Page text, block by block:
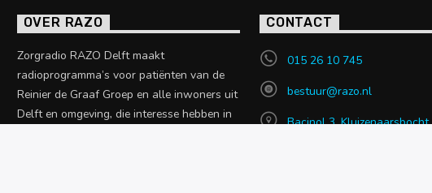
OVER RAZO
Zorgradio RAZO Delft maakt
radioprogramma’s voor patiënten van de
Reinier de Graaf Groep en alle inwoners uit
Delft en omgeving, die interesse hebben in
CONTACT
015 26 10 745
bestuur@razo.nl
Bacinol 3, Kluizenaarsbocht